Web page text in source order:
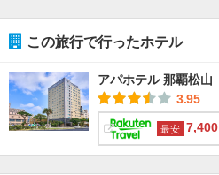
この旅行で行ったホテル
アパホテル 那覇松山
3.95
最安 7,400